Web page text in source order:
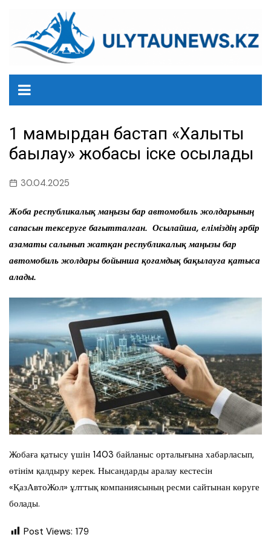
содержанию
1 мамырдан бастап «Халықтық
бақылау» жобасы іске қосылады
30.04.2025
Жоба республикалық маңызы бар автомобиль жолдарының
сапасын тексеруге бағытталған. Осылайша, еліміздің әрбір
азаматы салынып жатқан республикалық маңызы бар
автомобиль жолдары бойынша қоғамдық бақылауға қатыса
алады.
Жобаға қатысу үшін 1403 байланыс орталығына хабарласып,
өтінім қалдыру керек. Нысандарды аралау кестесін
«ҚазАвтоЖол» ұлттық компаниясының ресми сайтынан көруге
болады.
Post Views: 179